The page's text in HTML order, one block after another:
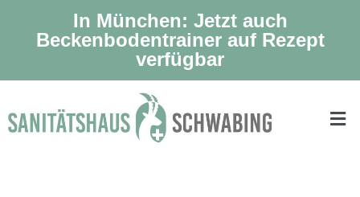
In München: Jetzt auch
Beckenbodentrainer auf Rezept
verfügbar